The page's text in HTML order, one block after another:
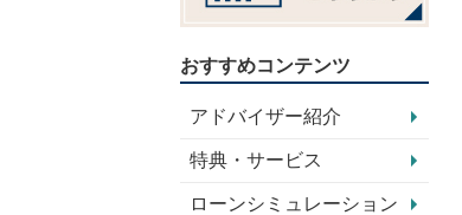
おすすめコンテンツ
アドバイザー紹介
特典・サービス
ローンシミュレーション